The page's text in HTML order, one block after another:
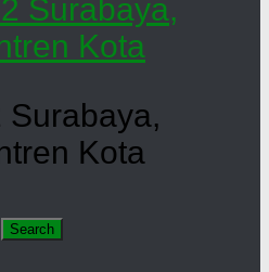
Surabaya,
Kota